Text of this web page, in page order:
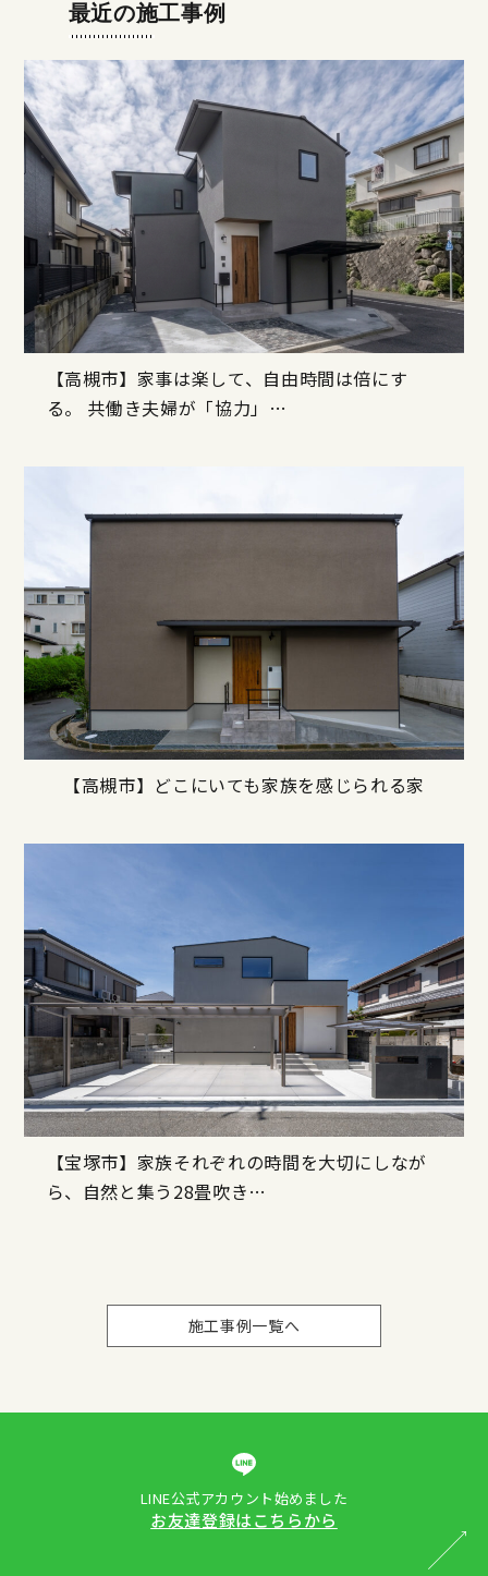
最近の施工事例
【高槻市】家事は楽して、自由時間は倍にす
る。 共働き夫婦が「協力」…
【高槻市】どこにいても家族を感じられる家
【宝塚市】家族それぞれの時間を大切にしなが
ら、自然と集う28畳吹き…
施工事例一覧へ
LINE公式アカウント始めました
お友達登録はこちらから